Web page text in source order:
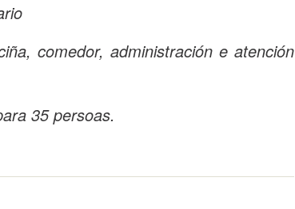
comedor, administración e atención
35 persoas.